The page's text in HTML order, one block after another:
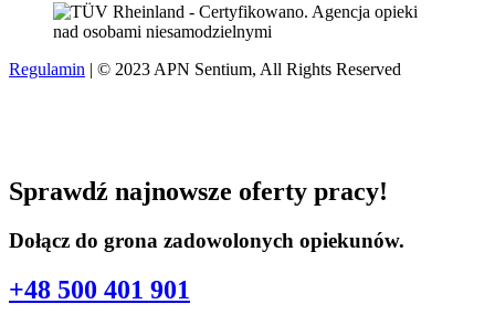
Regulamin | © 2023 APN Sentium, All Rights Reserved
Sprawdź najnowsze oferty pracy!
Dołącz do grona zadowolonych opiekunów.
+48 500 401 901